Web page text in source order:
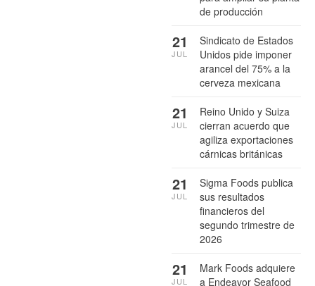
de producción
Sindicato de Estados
Unidos pide imponer
arancel del 75% a la
cerveza mexicana
21
JUL
Reino Unido y Suiza
cierran acuerdo que
agiliza exportaciones
cárnicas británicas
21
JUL
Sigma Foods publica
sus resultados
financieros del
segundo trimestre de
2026
21
JUL
Mark Foods adquiere
a Endeavor Seafood
21
JUL